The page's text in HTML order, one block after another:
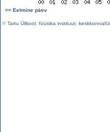
<< Eelmine päev
©Tartu Ülikool füüsika instituut